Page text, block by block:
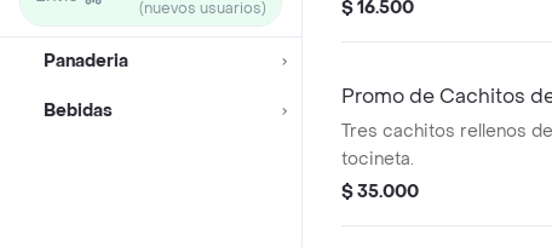
(nuevos usuarios)
Panaderia
Bebidas
$ 16.500
Promo de Cachitos
Tres cachitos rellenos
tocineta.
$ 35.000